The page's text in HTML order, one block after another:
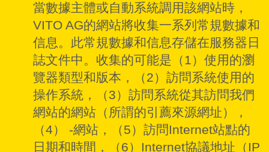
當數據主體或自動系統調用該網站時，
VITO AG的網站將收集一系列常規數據和
信息。此常規數據和信息存儲在服務器日
誌文件中。收集的可能是（1）使用的瀏
覽器類型和版本，（2）訪問系統使用的
操作系統，（3）訪問系統從其訪問我們
網站的網站（所謂的引薦來源網址），
（4） -網站，（5）訪問Internet站點的
日期和時間，（6）Internet協議地址（IP